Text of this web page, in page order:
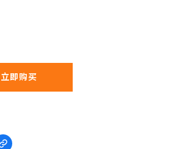
立即购买